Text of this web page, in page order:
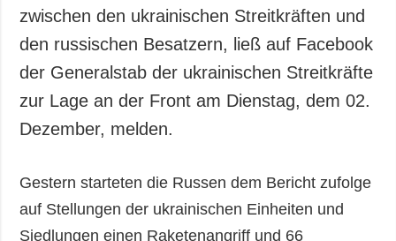
zwischen den ukrainischen Streitkräften und
den russischen Besatzern, ließ auf Facebook
der Generalstab der ukrainischen Streitkräfte
zur Lage an der Front am Dienstag, dem 02.
Dezember, melden.
Gestern starteten die Russen dem Bericht zufolge
auf Stellungen der ukrainischen Einheiten und
Siedlungen einen Raketenangriff und 66